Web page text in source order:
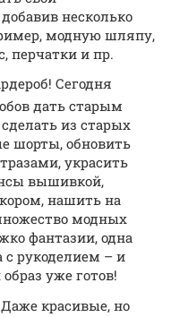
несколько
модную шляпу,
перчатки и пр.
Сегодня
дать старым
из старых
шорты, обновить
украсить
вышивкой,
нашить на
модных
фантазии, одна
с рукоделием – и
уже готов!
красивые, но